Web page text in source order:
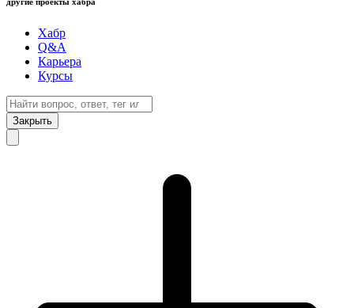
Хабр
Q&A
Карьера
Курсы
Закрыть